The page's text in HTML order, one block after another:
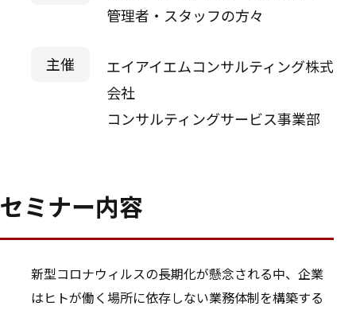
管理者・スタッフの方々
主催
エイアイエムコンサルティング株式
会社
コンサルティングサービス事業部
セミナー内容
新型コロナウィルスの長期化が懸念される中、企業
はヒトが働く場所に依存しない業務体制を構築する